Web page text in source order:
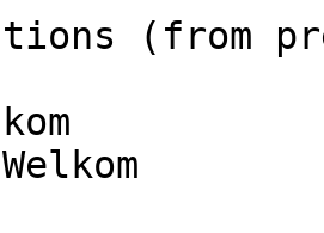
(from